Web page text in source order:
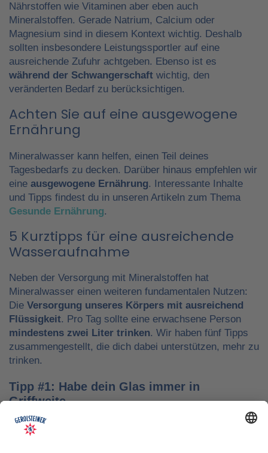
Nährstoffen wie Vitaminen aber eben auch
Mineralstoffen. Gerade Natrium, Calcium oder
Magnesium sind in diesem Kontext wichtig. Deshalb
sollten insbesondere Leistungssportler auf eine
ausreichende Zufuhr achtgeben. Ebenso ist es
während der Schwangerschaft wichtig, den
veränderten Bedarf zu berücksichtigen.
Achten Sie auf eine ausgewogene
Ernährung
Mineralwasser kann helfen, einen Teil deines
Tagesbedarfs zu decken. Darüber hinaus empfehlen wir
eine ausgewogene Ernährung. Interessante Inhalte
und Tipps findest du in unseren Artikeln zum Thema
Gesunde Ernährung.
5 Kurztipps für eine ausreichende
Wasseraufnahme
Neben der Versorgung mit Mineralstoffen hat
Mineralwasser einen weiteren fundamentalen Nutzen:
Die Versorgung unseres Körpers mit ausreichend
Flüssigkeit. Pro Tag sollte eine erwachsene Person
mindestens zwei Liter trinken. Wir haben fünf Tipps
zusammengestellt, die dich dabei unterstützen, mehr zu
trinken.
Tipp #1: Habe dein Glas immer in
Griffweite
Ob bei der Arbeit oder während der Freizeit: Wasser